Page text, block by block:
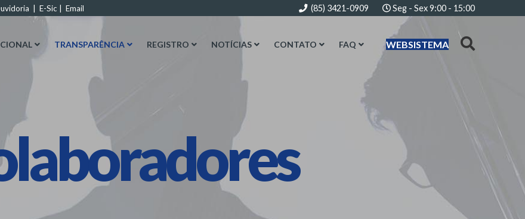
E-Sic Email (85) 3421-0909 Seg - Sex 9:00 - 15:00
WEBSISTEMA
TRANSPARÊNCIA REGISTRO NOTÍCIAS CONTATO FAQ